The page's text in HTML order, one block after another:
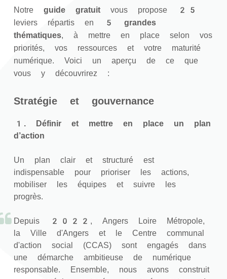
Notreguide gratuit vous propose 25
leviers répartis en
5 grandes
thématiques, à mettre en place selon vos
priorités, vos ressources et votre maturité
numérique. Voici un aperçu de ce que
vous y découvrirez :
Stratégie et gouvernance
1. Définir et mettre en place un plan
d’action
Un plan clair et structuré est
indispensable pour prioriser les actions,
mobiliser les équipes et suivre les
progrès.
Depuis 2022, Angers Loire Métropole,
la Ville d'Angers et le Centre communal
d'action social (CCAS) sont engagés dans
une démarche ambitieuse de numérique
responsable. Ensemble, nous avons construit